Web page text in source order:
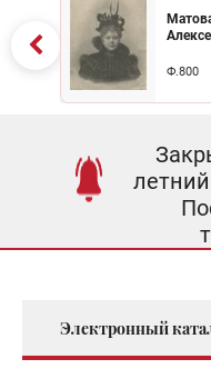
Ф.800
Электронный